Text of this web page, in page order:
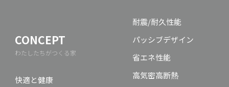
CONCEPT
わたしたちがつくる家
快適と健康
耐震/耐久性能
パッシブデザイン
省エネ性能
高気密高断熱